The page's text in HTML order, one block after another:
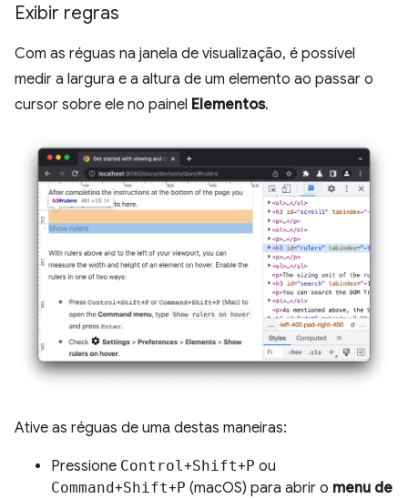
Exibir regras
Com as réguas na janela de visualização, é possível
medir a largura e a altura de um elemento ao passar o
cursor sobre ele no painel Elementos.
Ative as réguas de uma destas maneiras:
Pressione Control+Shift+ P ou
Command+Shift+ P (macOS) para abrir o menu de